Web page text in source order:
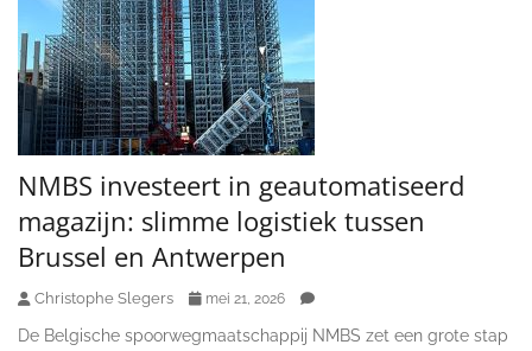
NMBS investeert in geautomatiseerd
magazijn: slimme logistiek tussen
Brussel en Antwerpen
Christophe Slegers mei 21, 2026
De Belgische spoorwegmaatschappij NMBS zet een grote stap